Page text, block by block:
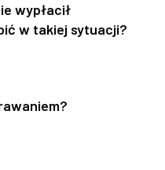
wypłacił
w takiej sytuacji?